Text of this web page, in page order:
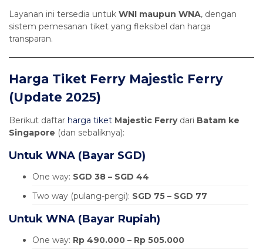
Layanan ini tersedia untuk WNI maupun WNA, dengan
sistem pemesanan tiket yang fleksibel dan harga
transparan.
Harga Tiket Ferry Majestic Ferry
(Update 2025)
Berikut daftar harga tiket Majestic Ferrydari Batam ke
Singapore (dan sebaliknya):
Untuk WNA (Bayar SGD)
One way: SGD 38 – SGD 44
Two way (pulang-pergi): SGD 75 – SGD 77
Untuk WNA (Bayar Rupiah)
One way: Rp 490.000 – Rp 505.000